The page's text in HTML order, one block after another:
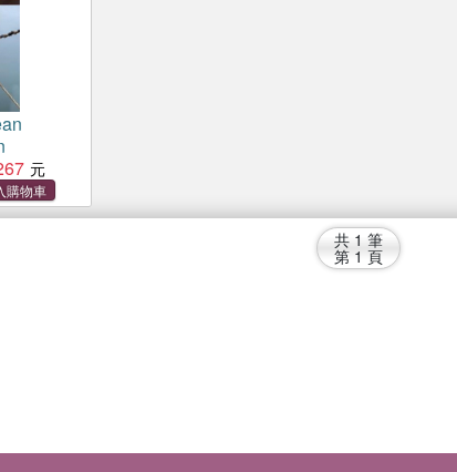
共 1 筆
第 1 頁